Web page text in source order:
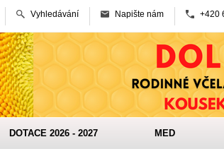
Vyhledávání Napište nám +420
DOTACE 2026 - 2027 MED